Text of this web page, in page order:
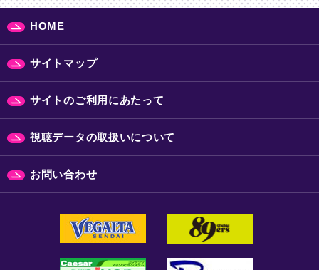
HOME
サイトマップ
サイトのご利用にあたって
視聴データの取扱いについて
お問い合わせ